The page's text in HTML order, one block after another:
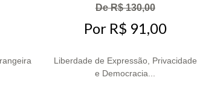
De R$ 130,00
Por R$ 91,00
Liberdade de Expressão, Privacidade
e Democracia...